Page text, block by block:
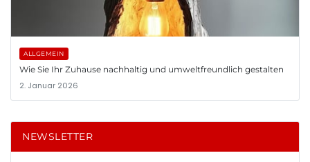
ALLGEMEIN
Wie Sie Ihr Zuhause nachhaltig und umweltfreundlich gestalten
2. Januar 2026
NEWSLETTER